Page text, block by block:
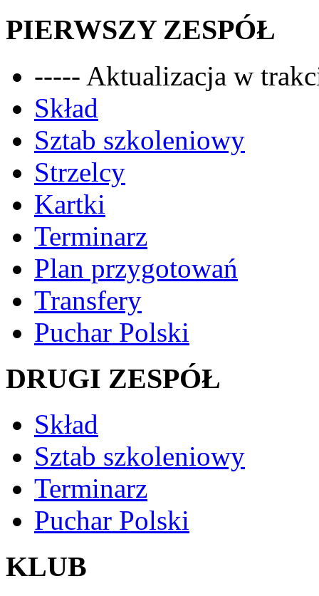
PIERWSZY ZESPÓŁ
----- Aktualizacja w
Skład
Sztab szkoleniowy
Strzelcy
Kartki
Terminarz
Plan przygotowań
Transfery
Puchar Polski
DRUGI ZESPÓŁ
Skład
Sztab szkoleniowy
Terminarz
Puchar Polski
KLUB